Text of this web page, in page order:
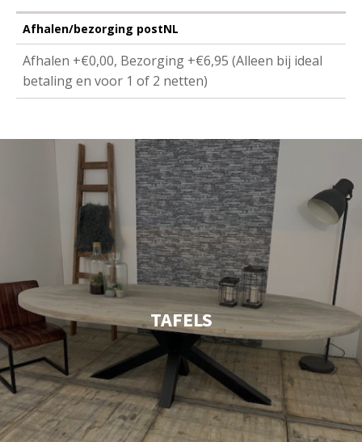
Afhalen/bezorging postNL
Afhalen +€0,00, Bezorging +€6,95 (Alleen bij ideal
betaling en voor 1 of 2 netten)
TAFELS